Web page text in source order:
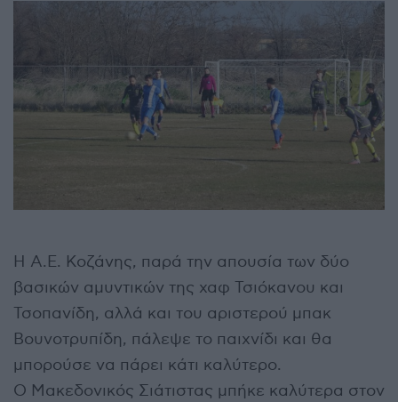
Η Α.Ε. Κοζάνης, παρά την απουσία των δύο
βασικών αμυντικών της χαφ Τσιόκανου και
Τσοπανίδη, αλλά και του αριστερού μπακ
Βουνοτρυπίδη, πάλεψε το παιχνίδι και θα
μπορούσε να πάρει κάτι καλύτερο.
Ο Μακεδονικός Σιάτιστας μπήκε καλύτερα στον